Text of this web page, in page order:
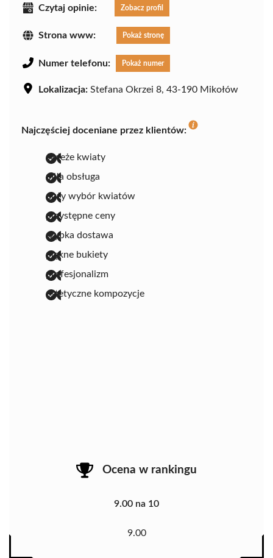
Czytaj opinie: Zobacz profil
Strona www: Pokaż stronę
Numer telefonu: Pokaż numer
Lokalizacja: Stefana Okrzei 8, 43-190 Mikołów
Najczęściej doceniane przez klientów:
świeże kwiaty
miła obsługa
duży wybór kwiatów
przystępne ceny
szybka dostawa
piękne bukiety
profesjonalizm
estetyczne kompozycje
Ocena w rankingu
9.00 na 10
9.00